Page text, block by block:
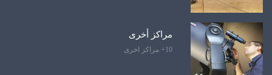
مراكز أخرى
10+ مراكز اخرى